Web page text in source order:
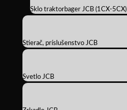
Sklo traktorbager JCB (1CX-5CX)
Stierač, príslušenstvo JCB
Svetlo JCB